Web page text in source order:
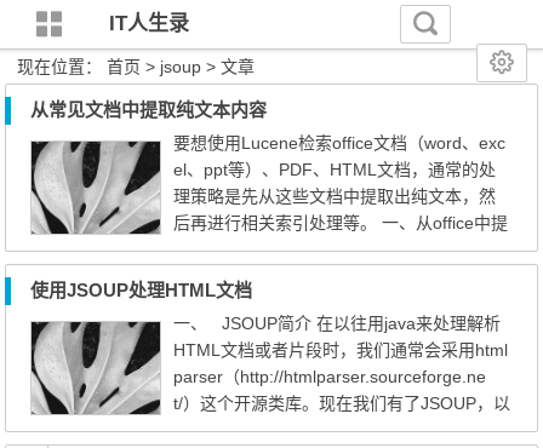
IT人生录
现在位置：首页 > jsoup > 文章
从常见文档中提取纯文本内容
要想使用Lucene检索office文档（word、exc
el、ppt等）、PDF、HTML文档，通常的处
理策略是先从这些文档中提取出纯文本，然
后再进行相关索引处理等。 一、从office中提
取纯文本 从office文件中提取纯文本，可以使
用POI（http://poi.apache.org/），最新版本
为3.8。从office文件中提取纯文本方法很简
单。只需要两行代码即可。 POITextExtractor
extractor = ExtractorFactory.createExtractor
(is); String c...
使用JSOUP处理HTML文档
一、 JSOUP简介 在以往用java来处理解析
HTML文档或者片段时，我们通常会采用html
parser（http://htmlparser.sourceforge.ne
t/）这个开源类库。现在我们有了JSOUP，以
后的处理HTML的内容只需要使用JSOUP就